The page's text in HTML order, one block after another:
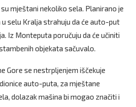
mještani nekoliko sela. Planirano je
u selu Kralja strahuju da će auto-put
Iz Monteputa poručuju da će učiniti
objekata sačuvalo.
Gore se nestrpljenjem iščekuje
auto-puta, za mještane
dolazak mašina bi mogao značiti i